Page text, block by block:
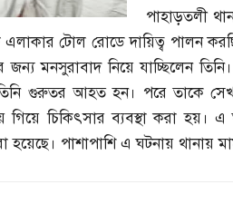
পাহাড়তলী
এলাকার টোল রোডে দায়িত্ব পালন
জন্য মনসুরাবাদ নিয়ে যাচ্ছিলেন
গুরুতর আহত হন। পরে তাকে
গিয়ে চিকিৎসার ব্যবস্থা করা হয়। এ
পাশাপাশি এ ঘটনায় থানায়